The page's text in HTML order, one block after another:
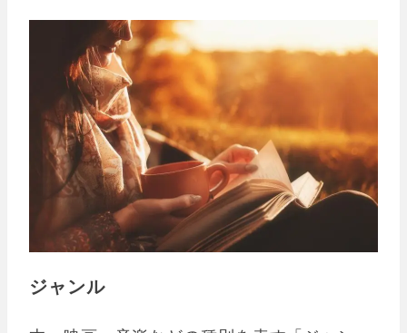
ジャンル